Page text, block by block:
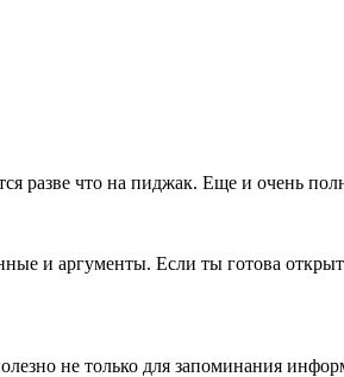
разве что на пиджак. Еще и очень
и аргументы. Если ты готова
не только для запоминания